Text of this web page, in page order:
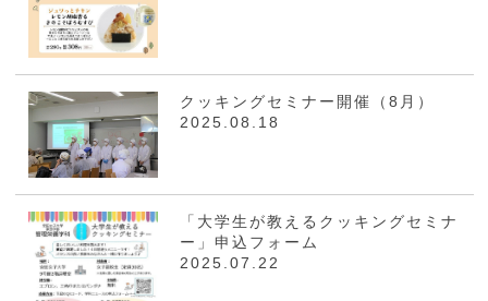
クッキングセミナー開催（8月）
2025.08.18
「大学生が教えるクッキングセミナ
ー」申込フォーム
2025.07.22